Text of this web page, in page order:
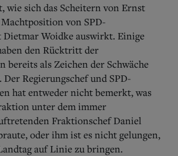
wie sich das Scheitern von Ernst
von SPD-
Woidke auswirkt. Einige
den Rücktritt der
bereits als Zeichen der Schwäche
Regierungschef und SPD-
hat entweder nicht bemerkt, was
unter dem immer
Fraktionschef Daniel
oder ihm ist es nicht gelungen,
auf Linie zu bringen.